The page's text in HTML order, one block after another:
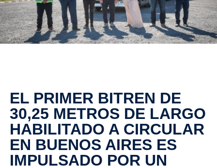
EL PRIMER BITREN DE
30,25 METROS DE LARGO
HABILITADO A CIRCULAR
EN BUENOS AIRES ES
IMPULSADO POR UN